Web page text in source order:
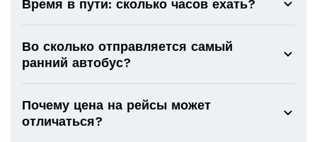
Время в пути: сколько часов ехать?
Во сколько отправляется самый
ранний автобус?
Почему цена на рейсы может
отличаться?